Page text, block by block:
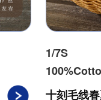
1/7S
十刻毛线